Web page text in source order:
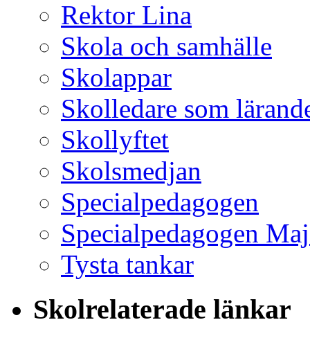
Rektor Lina
Skola och samhälle
Skolappar
Skolledare som
Skollyftet
Skolsmedjan
Specialpedagogen
Specialpedagogen
Tysta tankar
Skolrelaterade länkar